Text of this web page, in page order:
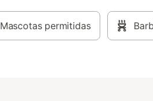
Mascotas permitidas